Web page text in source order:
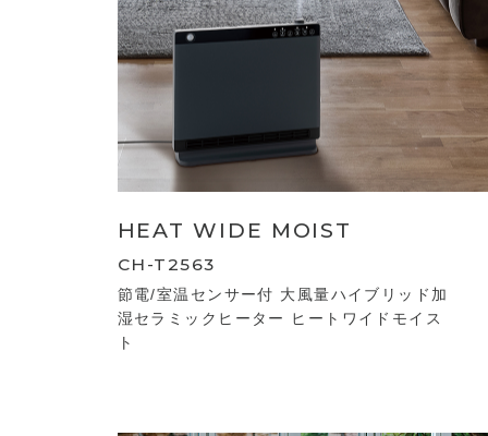
HEAT WIDE MOIST
CH-T2563
節電/室温センサー付 大風量ハイブリッド加
湿セラミックヒーター ヒートワイドモイス
ト